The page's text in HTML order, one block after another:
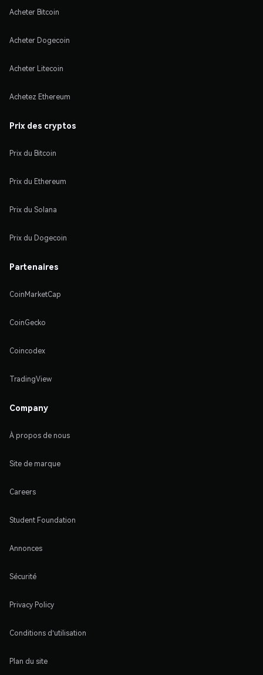
Acheter Bitcoin
Acheter Dogecoin
Acheter Litecoin
Achetez Ethereum
Prix des cryptos
Prix du Bitcoin
Prix du Ethereum
Prix du Solana
Prix du Dogecoin
Partenaires
CoinMarketCap
CoinGecko
Coincodex
TradingView
Company
À propos de nous
Site de marque
Careers
Student Foundation
Annonces
Sécurité
Privacy Policy
Conditions d'utilisation
Plan du site